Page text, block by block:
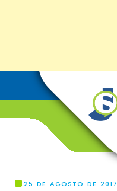
25 DE AGOSTO DE 2017